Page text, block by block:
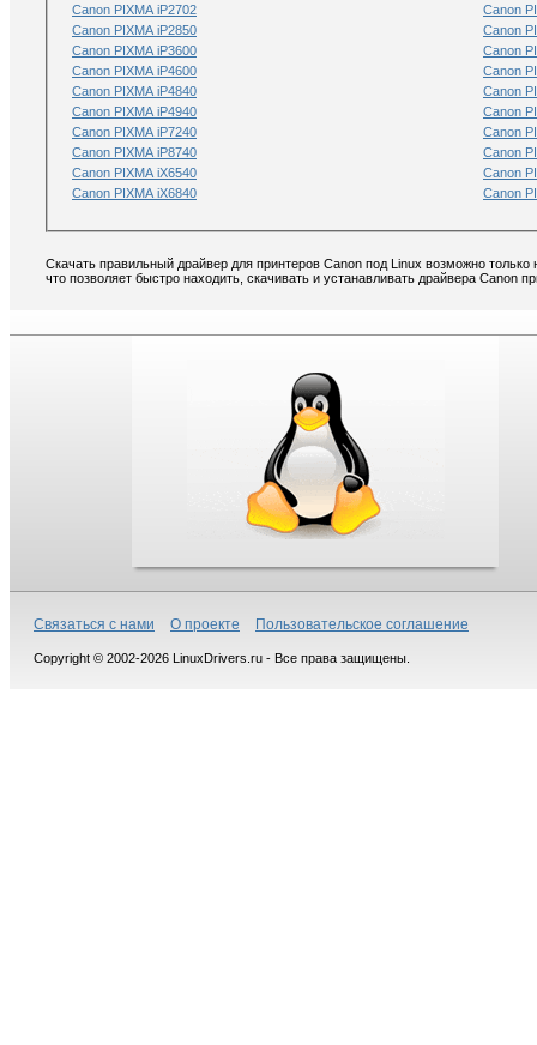
Canon PIXMA iP2702
Canon
Canon PIXMA iP2850
Canon
Canon PIXMA iP3600
Canon
Canon PIXMA iP4600
Canon
Canon PIXMA iP4840
Canon
Canon PIXMA iP4940
Canon
Canon PIXMA iP7240
Canon
Canon PIXMA iP8740
Canon
Canon PIXMA iX6540
Canon
Canon PIXMA iX6840
Canon
Скачать правильный драйвер для принтеров Canon под Linux возможно
что позволяет быстро находить, скачивать и устанавливать драйвера Canon
Связаться с нами О проекте Пользовательское соглашение
Copyright © 2002-2026 LinuxDrivers.ru - Все права защищены.